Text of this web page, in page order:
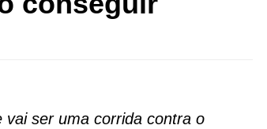
ser uma corrida contra o